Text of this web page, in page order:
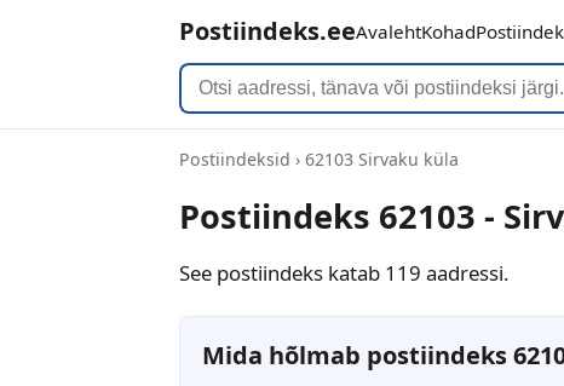
Postiindeks.eeAvalehtKohad
Postiindeksid › 62103 Sirvaku küla
Postiindeks 62103 -
See postiindeks katab 119 aadressi.
Mida hõlmab postiindeks